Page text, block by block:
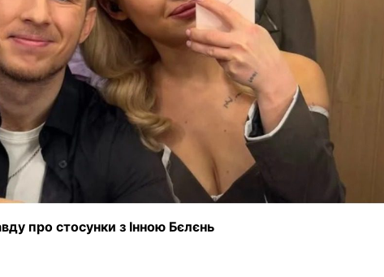
про стосунки з Інною Бєлєнь